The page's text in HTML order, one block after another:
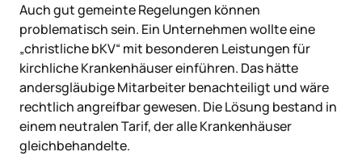
Auch gut gemeinte Regelungen können
problematisch sein. Ein Unternehmen wollte eine
„christliche bKV“ mit besonderen Leistungen für
kirchliche Krankenhäuser einführen. Das hätte
andersgläubige Mitarbeiter benachteiligt und wäre
rechtlich angreifbar gewesen. Die Lösung bestand in
einem neutralen Tarif, der alle Krankenhäuser
gleichbehandelte.